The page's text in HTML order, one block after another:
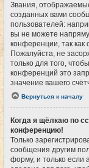
Звания,
созданных вами
пользователей:
вы не можете
конференции, так
Пожалуйста, не
только для того,
конференций это
значение вашего
Вернуться к началу
Когда я щёлкаю по
конференцию!
Только
сообщения другим
форму, и только если